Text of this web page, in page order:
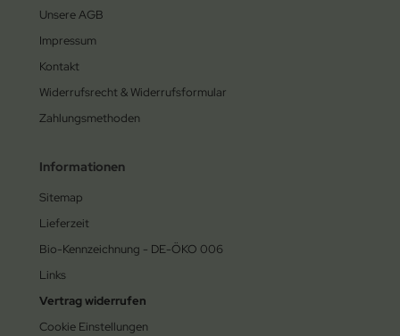
Unsere AGB
Impressum
Kontakt
Widerrufsrecht & Widerrufsformular
Zahlungsmethoden
Informationen
Sitemap
Lieferzeit
Bio-Kennzeichnung - DE-ÖKO 006
Links
Vertrag widerrufen
Cookie Einstellungen